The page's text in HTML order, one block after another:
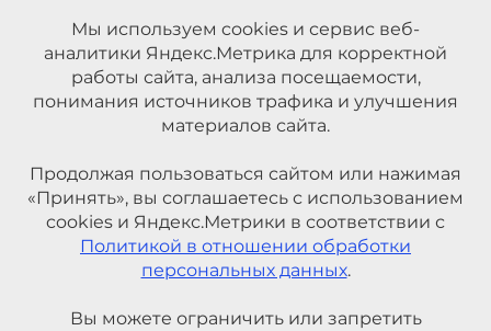
Мы используем cookies и сервис веб-
аналитики Яндекс.Метрика для корректной
работы сайта, анализа посещаемости,
понимания источников трафика и улучшения
материалов сайта.
Продолжая пользоваться сайтом или нажимая
«Принять», вы соглашаетесь с использованием
cookies и Яндекс.Метрики в соответствии с
Политикой в отношении обработки
персональных данных.
Вы можете ограничить или запретить